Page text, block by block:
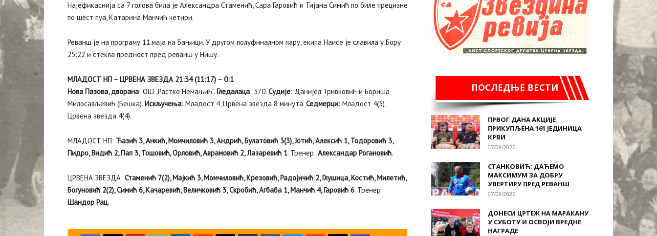
Најефикаснија са 7 голова била је Александра Стаменић, Сара Гаровић и Тијана Симић по биле прецизне
по шест пуа, Катарина Манчић четири.
Реванш је на програму 11.маја на Бањици. У другом полуфиналном пару, екипа Наисе је славила у Бору
25:22 и стекла предност пред реванш у Нишу.
МЛАДОСТ НП – ЦРВЕНА ЗВЕЗДА 21:34 (11:17) – 0:1
Нова Пазова, дворана: ОШ „Растко Немањић“. Гледалаца: 370. Судије: Данијел Тривковић и Бориша
Милосављевић (Бешка). Искључења: Младост 4, Црвена звезда 8 минута. Седмерци: Младост 4(3),
Црвена звезда 4(4).
МЛАДОСТ НП: Ћазић 3, Анкић, Момчиловић 3, Андрић, Булатовић 3(3), Јотић, Алексић 1, Тодоровић 3,
Пидро, Видић 2, Пап 3, Тошовић, Орловић, Аврамовић 2, Лазаревић 1. Тренер: Александар Рогановић.
ЦРВЕНА ЗВЕЗДА: Стаменић 7(2), Мајкић 3, Момчиловић, Крезовић, Радојичић 2, Глушица, Костић, Милетић,
Богуновић 2(2), Симић 6, Качаревић, Величковић 3, Скробић, Агбаба 1, Манчић 4, Гаровић 6. Тренер:
Шандор Рац.
ПОСЛЕДЊЕ ВЕСТИ
ПРВОГ ДАНА АКЦИЈЕ
ПРИКУПЉЕНА 161 ЈЕДИНИЦА
КРВИ
07/08/2026
СТАНКОВИЋ: ДАЋЕМО
МАКСИМУМ ЗА ДОБРУ
УВЕРТИРУ ПРЕД РЕВАНШ
07/08/2026
ДОНЕСИ ЦРТЕЖ НА МАРАКАНУ
У СУБОТУ И ОСВОЈИ ВРЕДНЕ
НАГРАДЕ